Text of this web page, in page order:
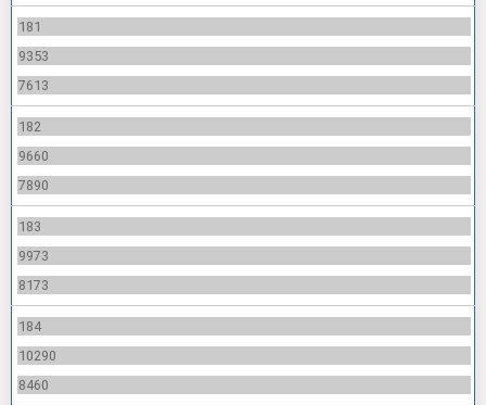
181
9353
7613
182
9660
7890
183
9973
8173
184
10290
8460